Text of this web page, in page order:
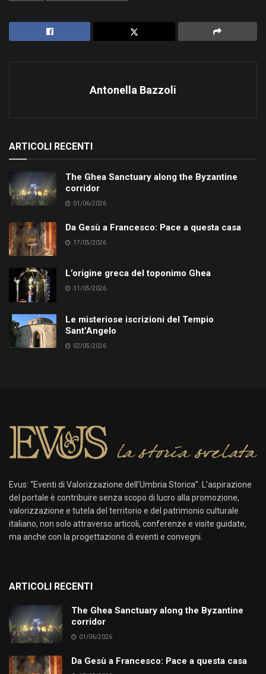
Antonella Bazzoli
ARTICOLI RECENTI
The Ghea Sanctuary along the Byzantine
corridor
01/06/2026
Da Gesù a Francesco: Pace a questa casa
17/05/2026
L’origine greca del toponimo Ghea
31/05/2026
Le misteriose iscrizioni del Tempio
Sant’Angelo
02/05/2026
Evus: “Eventi di Valorizzazione dell’Umbria Storica”. L’aspirazione
del portale è contribuire senza scopo di lucro alla promozione,
valorizzazione e tutela del territorio e del patrimonio culturale
italiano, non solo attraverso articoli, conferenze e visite guidate,
ma anche con la progettazione di eventi e convegni.
ARTICOLI RECENTI
The Ghea Sanctuary along the Byzantine
corridor
01/06/2026
Da Gesù a Francesco: Pace a questa casa